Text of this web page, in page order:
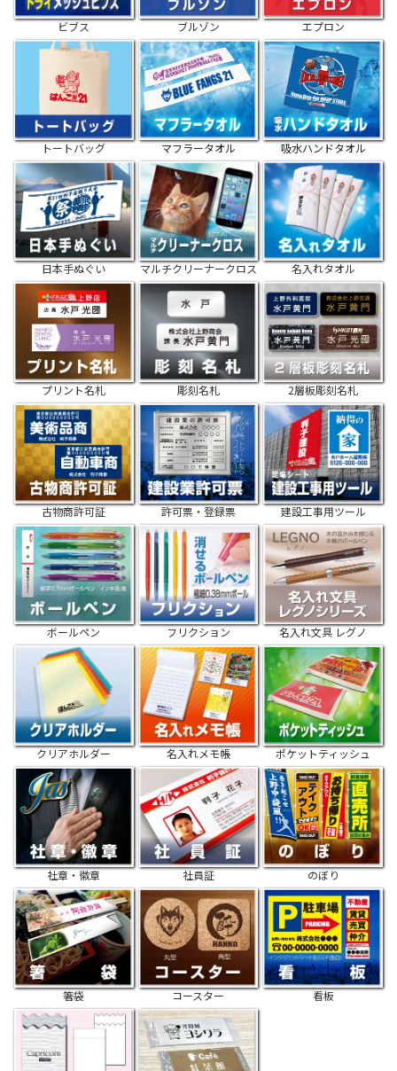
ビブス ブルゾン エプロン
トートバッグ マフラータオル 吸水ハンドタオル
日本手ぬぐい マルチクリーナークロス 名入れタオル
プリント名札 彫刻名札 2層板彫刻名札
古物商許可証 許可票・登録票 建設工事用ツール
ボールペン フリクション 名入れ文具 レグノ
クリアホルダー 名入れメモ帳 ポケットティッシュ
社章・徽章 社員証 のぼり
箸袋 コースター 看板